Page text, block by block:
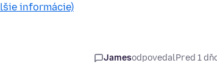
informácie)
JamesodpovedalPred 1